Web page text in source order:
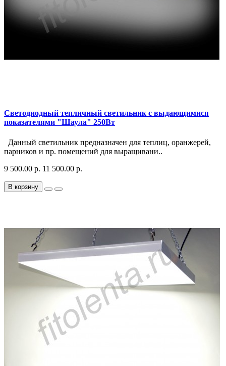
Светодиодный тепличный светильник с выдающимися
показателями "Шаула" 250Вт
Данный светильник предназначен для теплиц, оранжерей,
парников и пр. помещений для выращивани..
9 500.00 р. 11 500.00 р.
В корзину